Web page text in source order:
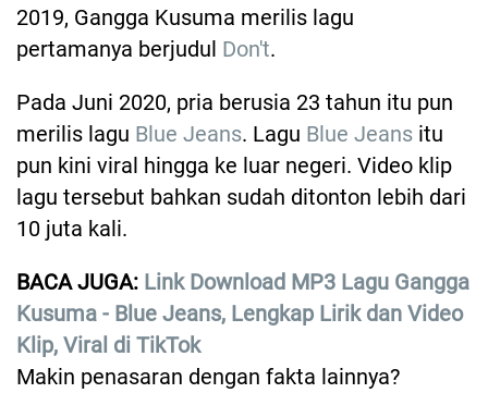
2019, Gangga Kusuma merilis lagu
pertamanya berjudul Don't.
Pada Juni 2020, pria berusia 23 tahun itu pun
merilis lagu Blue Jeans. Lagu Blue Jeans itu
pun kini viral hingga ke luar negeri. Video klip
lagu tersebut bahkan sudah ditonton lebih dari
10 juta kali.
BACA JUGA: Link Download MP3 Lagu Gangga
Kusuma - Blue Jeans, Lengkap Lirik dan Video
Klip, Viral di TikTok
Makin penasaran dengan fakta lainnya?